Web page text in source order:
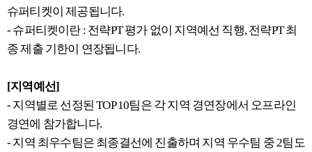
슈퍼티켓이 제공됩니다.
- 슈퍼티켓이란 : 전략PT 평가 없이 지역예선 직행, 전략PT 최
종 제출 기한이 연장됩니다.
[지역예선]
- 지역별로 선정된 TOP 10팀은 각 지역 경연장에서 오프라인
경연에 참가합니다.
- 지역 최우수팀은 최종결선에 진출하며 지역 우수팀 중 2팀도